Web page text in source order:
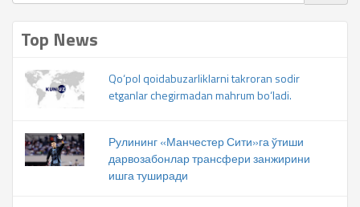
Top News
Qo‘pol qoidabuzarliklarni takroran sodir
etganlar chegirmadan mahrum bo‘ladi.
Рулининг «Манчестер Сити»га ўтиши
дарвозабонлар трансфери занжирини
ишга туширади